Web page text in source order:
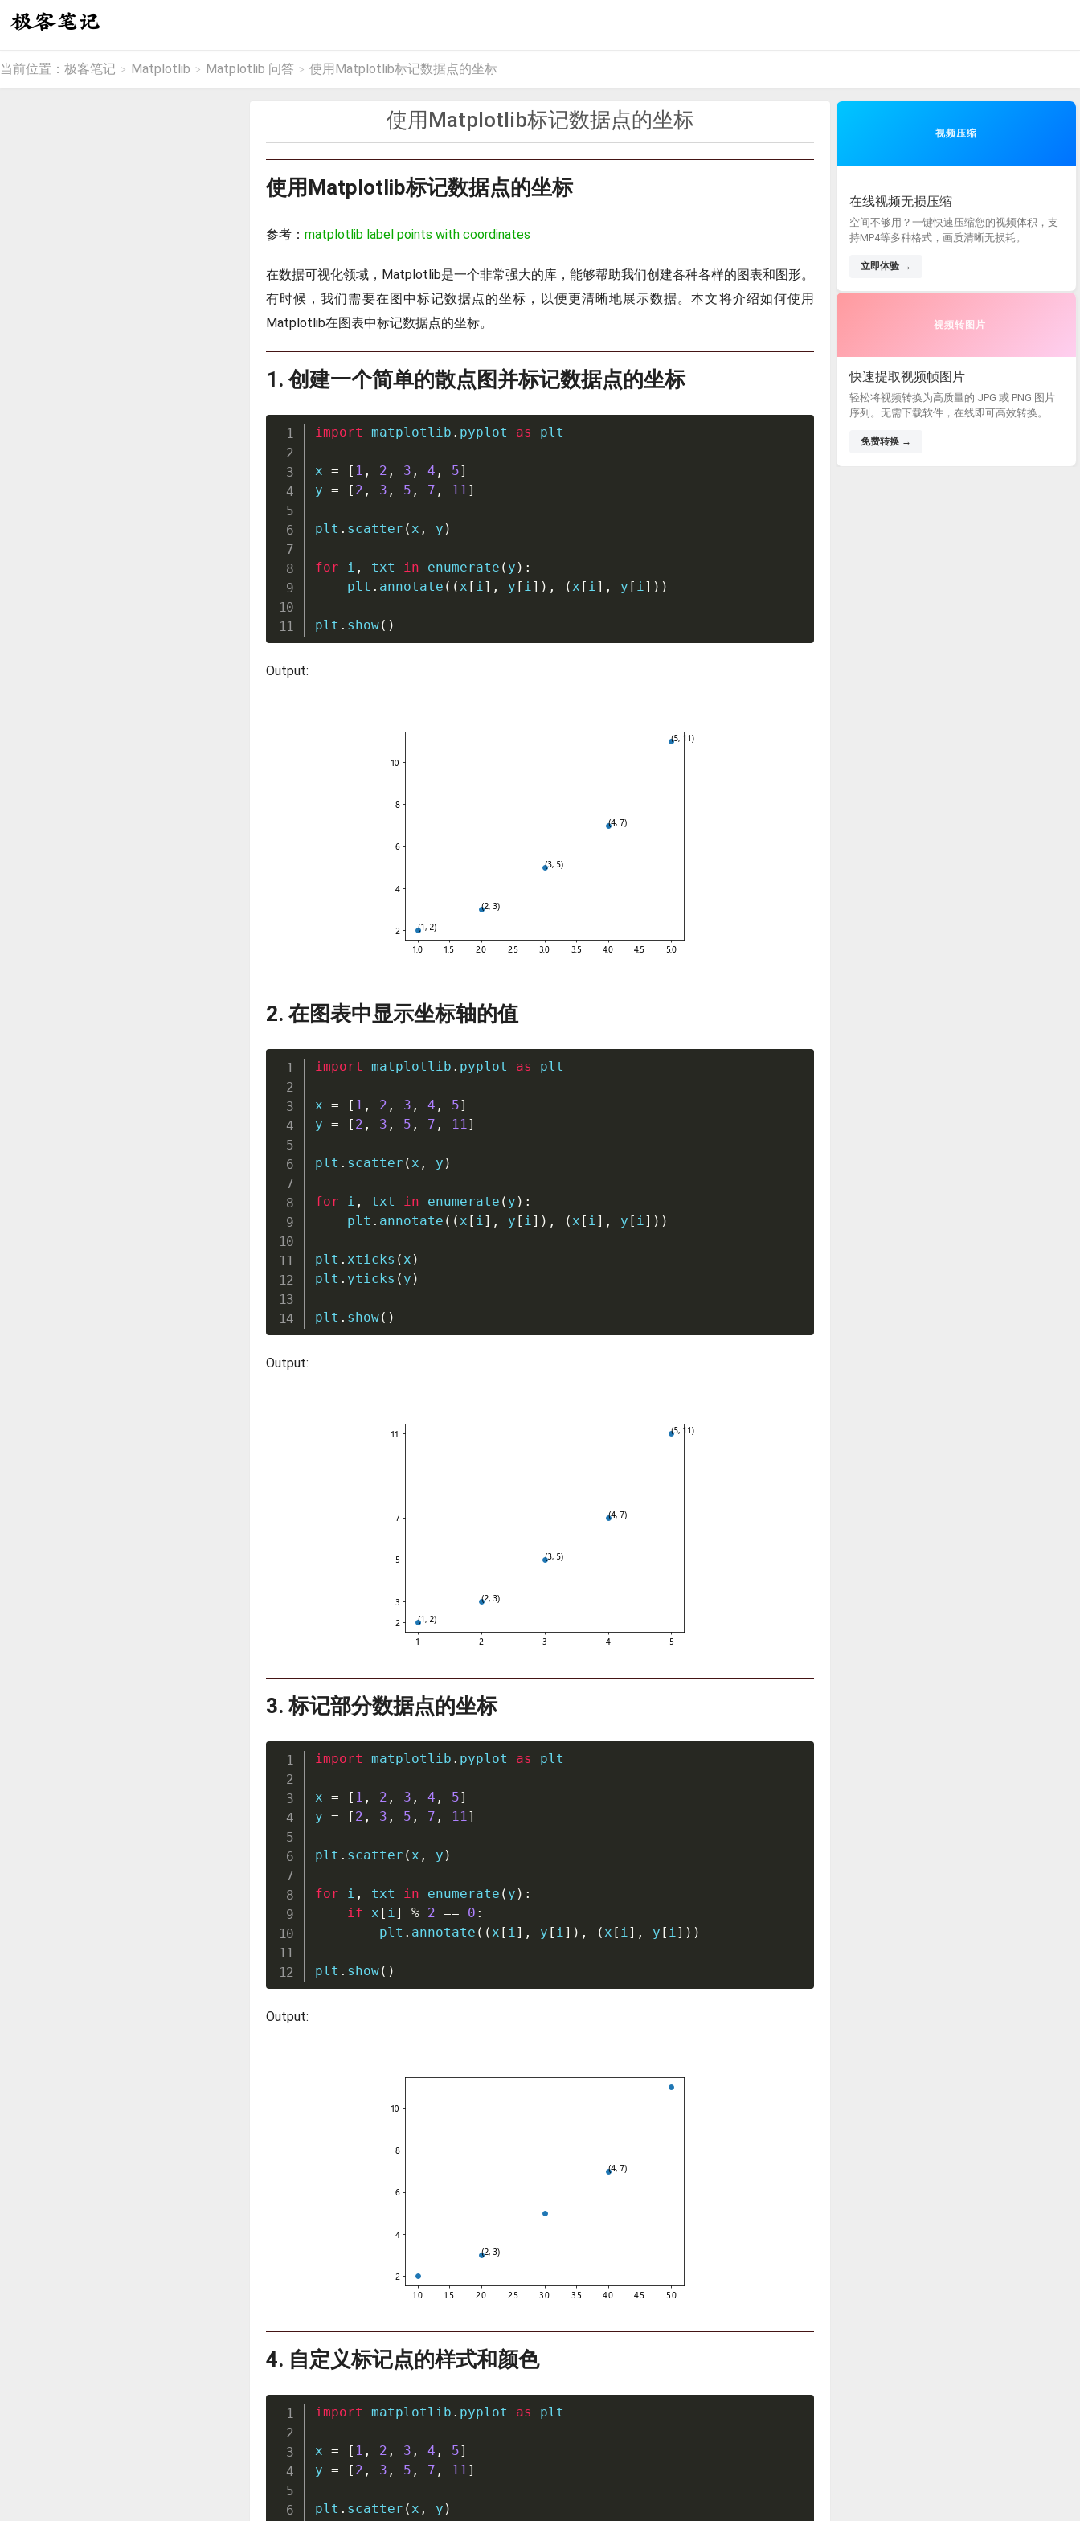
当前位置： 极客笔记 > Matplotlib > Matplotlib 问答 > 使用Matplotlib标记数据点的坐标
使用Matplotlib标记数据点的坐标
使用Matplotlib标记数据点的坐标
参考： matplotlib label points with coordinates
在数据可视化领域，Matplotlib是一个非常强大的库，能够帮助我们创建各种各样的图表和图形。
有时候，我们需要在图中标记数据点的坐标，以便更清晰地展示数据。本文将介绍如何使用
Matplotlib在图表中标记数据点的坐标。
1. 创建一个简单的散点图并标记数据点的坐标
import matplotlib . pyplot as plt
x = [ 1 , 2 , 3 , 4 , 5]
y = [ 2 , 3 , 5 , 7 , 11]
plt . scatter ( x , y )
for i , txt in enumerate ( y ) :
    plt
. annotate ( ( x [ i] , y [ i] ) , ( x [ i] , y [ i] ) )
plt . show( )
Output:
2. 在图表中显示坐标轴的值
import matplotlib . pyplot as plt
x = [ 1 , 2 , 3 , 4 , 5]
y = [ 2 , 3 , 5 , 7 , 11]
plt . scatter ( x , y )
for i , txt in enumerate ( y ) :
    plt
. annotate ( ( x [ i] , y [ i] ) , ( x [ i] , y [ i] ) )
plt . xticks ( x )
plt . yticks ( y )
plt . show( )
Output:
3. 标记部分数据点的坐标
import matplotlib . pyplot as plt
x = [ 1 , 2 , 3 , 4 , 5]
y = [ 2 , 3 , 5 , 7 , 11]
plt . scatter ( x , y )
for i , txt in enumerate ( y ) :
if x [ i] % 2 == 0 :
        plt
. annotate ( ( x [ i] , y [ i] ) , ( x [ i] , y [ i] ) )
plt . show( )
Output:
4. 自定义标记点的样式和颜色
import matplotlib . pyplot as plt
x = [ 1 , 2 , 3 , 4 , 5]
y = [ 2 , 3 , 5 , 7 , 11]
plt . scatter ( x , y )
视频压缩
在线视频无损压缩
空间不够用？一键快速压缩您的视频体积，支
持MP4等多种格式，画质清晰无损耗。
立即体验 →
视频转图片
快速提取视频帧图片
轻松将视频转换为高质量的 JPG 或 PNG 图片
序列。无需下载软件，在线即可高效转换。
免费转换 →